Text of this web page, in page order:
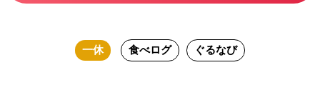
状況等により変更となる場合がございま
一休 食べログ ぐるなび